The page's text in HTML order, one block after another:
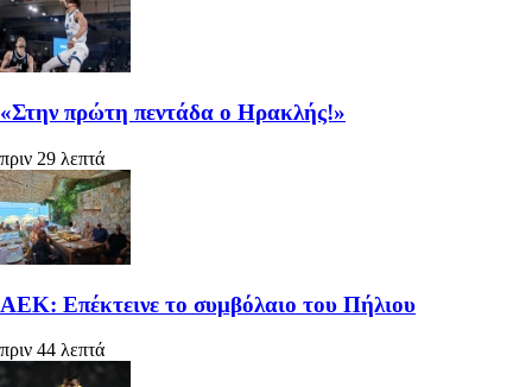
«Στην πρώτη πεντάδα ο Ηρακλής!»
πριν 29 λεπτά
ΑΕΚ: Επέκτεινε το συμβόλαιο του Πήλιου
πριν 44 λεπτά